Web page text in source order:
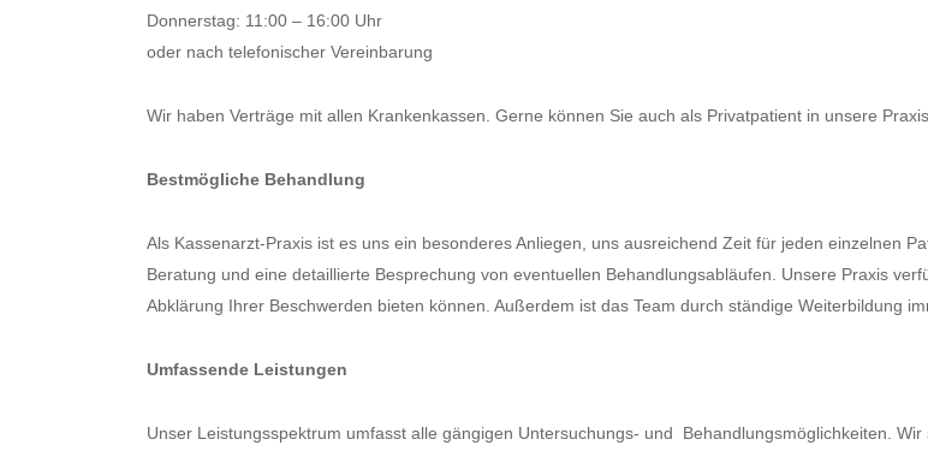
Donnerstag: 11:00 – 16:00 Uhr
oder nach telefonischer Vereinbarung
Wir haben Verträge mit allen Krankenkassen. Gerne können Sie auch als Privatpatient in unsere
Bestmögliche Behandlung
Als Kassenarzt-Praxis ist es uns ein besonderes Anliegen, uns ausreichend Zeit für jeden einzelnen
Beratung und eine detaillierte Besprechung von eventuellen Behandlungsabläufen. Unsere Praxis
Abklärung Ihrer Beschwerden bieten können. Außerdem ist das Team durch ständige Weiterbildung
Umfassende Leistungen
Unser Leistungsspektrum umfasst alle gängigen Untersuchungs- und Behandlungsmöglichkeiten.